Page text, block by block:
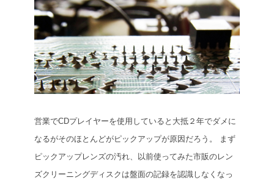
営業でCDプレイヤーを使用していると大抵２年でダメに
なるがそのほとんどがピックアップが原因だろう。
まず
ピックアップレンズの汚れ、以前使ってみた市販のレン
ズクリーニングディスクは盤面の記録を認識しなくなっ